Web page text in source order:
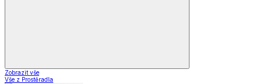
Zobrazit vše
Vše z Prostěradla